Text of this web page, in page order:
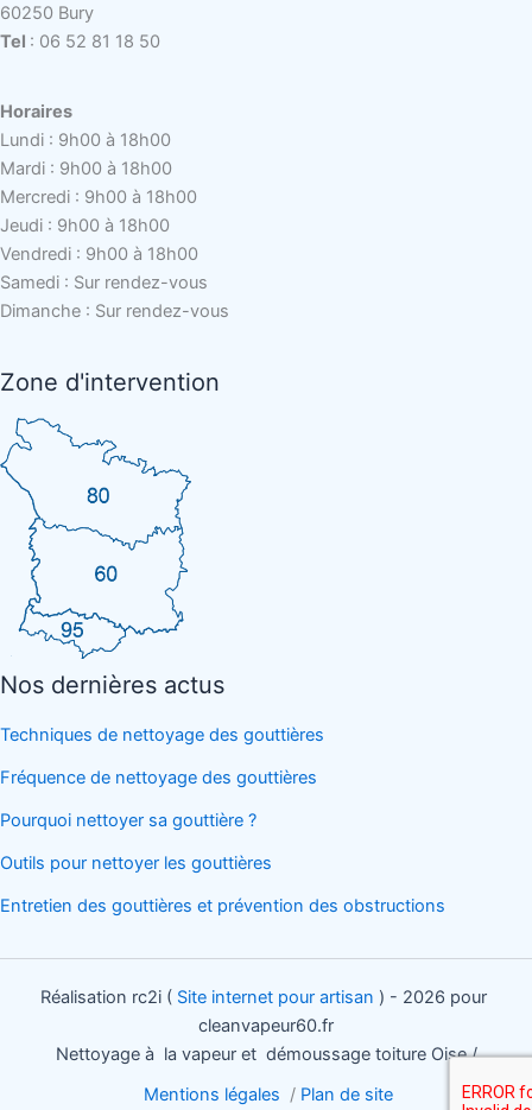
60250 Bury
Tel : 06 52 81 18 50
Horaires
Lundi : 9h00 à 18h00
Mardi : 9h00 à 18h00
Mercredi : 9h00 à 18h00
Jeudi : 9h00 à 18h00
Vendredi : 9h00 à 18h00
Samedi : Sur rendez-vous
Dimanche : Sur rendez-vous
Zone d'intervention
Nos dernières actus
Techniques de nettoyage des gouttières
Fréquence de nettoyage des gouttières
Pourquoi nettoyer sa gouttière ?
Outils pour nettoyer les gouttières
Entretien des gouttières et prévention des obstructions
Réalisation rc2i ( Site internet pour artisan ) - 2026 pour
cleanvapeur60.fr
Nettoyage à la vapeur et démoussage toiture Oise /
Mentions légales / Plan de site